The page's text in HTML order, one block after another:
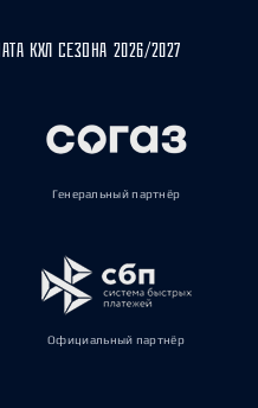
КХЛ СЕЗОНА 2026/2027
Генеральный партнёр
Официальный партнёр